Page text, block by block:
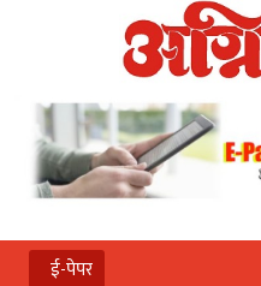
ई-पेपर